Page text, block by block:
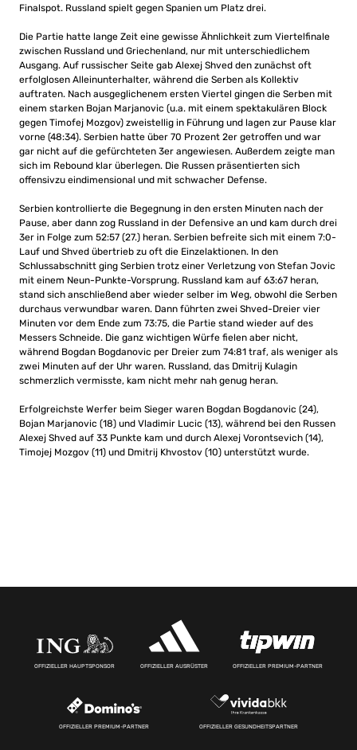
Finalspot. Russland spielt gegen Spanien um Platz drei.
Die Partie hatte lange Zeit eine gewisse Ähnlichkeit zum Viertelfinale
zwischen Russland und Griechenland, nur mit unterschiedlichem
Ausgang. Auf russischer Seite gab Alexej Shved den zunächst oft
erfolglosen Alleinunterhalter, während die Serben als Kollektiv
auftraten. Nach ausgeglichenem ersten Viertel gingen die Serben mit
einem starken Bojan Marjanovic (u.a. mit einem spektakulären Block
gegen Timofej Mozgov) zweistellig in Führung und lagen zur Pause klar
vorne (48:34). Serbien hatte über 70 Prozent 2er getroffen und war
gar nicht auf die gefürchteten 3er angewiesen. Außerdem zeigte man
sich im Rebound klar überlegen. Die Russen präsentierten sich
offensivzu eindimensional und mit schwacher Defense.
Serbien kontrollierte die Begegnung in den ersten Minuten nach der
Pause, aber dann zog Russland in der Defensive an und kam durch drei
3er in Folge zum 52:57 (27.) heran. Serbien befreite sich mit einem 7:0-
Lauf und Shved übertrieb zu oft die Einzelaktionen. In den
Schlussabschnitt ging Serbien trotz einer Verletzung von Stefan Jovic
mit einem Neun-Punkte-Vorsprung. Russland kam auf 63:67 heran,
stand sich anschließend aber wieder selber im Weg, obwohl die Serben
durchaus verwundbar waren. Dann führten zwei Shved-Dreier vier
Minuten vor dem Ende zum 73:75, die Partie stand wieder auf des
Messers Schneide. Die ganz wichtigen Würfe fielen aber nicht,
während Bogdan Bogdanovic per Dreier zum 74:81 traf, als weniger als
zwei Minuten auf der Uhr waren. Russland, das Dmitrij Kulagin
schmerzlich vermisste, kam nicht mehr nah genug heran.
Erfolgreichste Werfer beim Sieger waren Bogdan Bogdanovic (24),
Bojan Marjanovic (18) und Vladimir Lucic (13), während bei den Russen
Alexej Shved auf 33 Punkte kam und durch Alexej Vorontsevich (14),
Timojej Mozgov (11) und Dmitrij Khvostov (10) unterstützt wurde.
OFFIZIELLER HAUPTSPONSOR OFFIZIELLER AUSRÜSTER OFFIZIELLER PREMIUM-PARTNER
OFFIZIELLER PREMIUM-PARTNER OFFIZIELLER GESUNDHEITSPARTNER